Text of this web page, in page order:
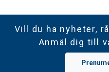
Vill du ha nyheter,
Anmäl dig till